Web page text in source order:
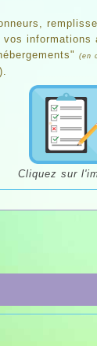
informations
(en
Cliquez sur